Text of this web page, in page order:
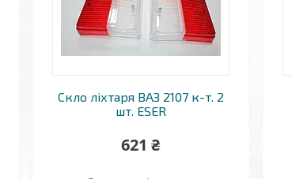
Скло ліхтаря ВАЗ 2107 к-т. 2
шт. ESER
621 ₴